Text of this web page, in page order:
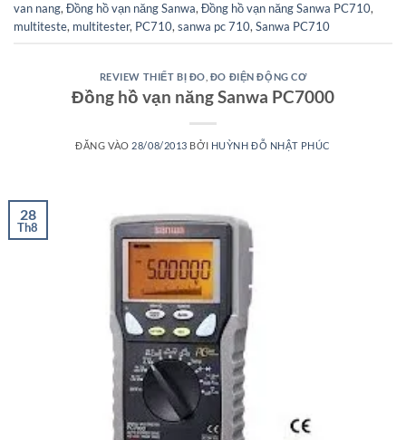
van nang, Đồng hồ vạn năng Sanwa, Đồng hồ vạn năng Sanwa PC710,
multiteste, multitester, PC710, sanwa pc 710, Sanwa PC710
REVIEW THIẾT BỊ ĐO ĐO ĐIỆN ĐỘNG CƠ
Đồng hồ vạn năng Sanwa PC7000
ĐĂNG VÀO 28/08/2013 BỞI HUỲNH ĐỖ NHẬT PHÚC
28
Th8